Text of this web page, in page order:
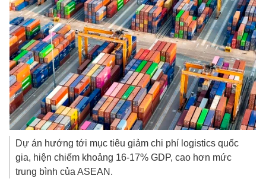
Dự án hướng tới mục tiêu giảm chi phí logistics quốc
gia, hiện chiếm khoảng 16-17% GDP, cao hơn mức
trung bình của ASEAN.